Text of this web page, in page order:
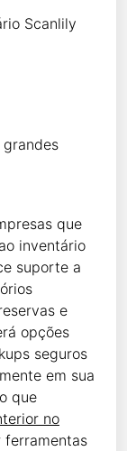
Scanlily
que
inventário
suporte a
e
opções
seguros
em sua
que
no
ferramentas